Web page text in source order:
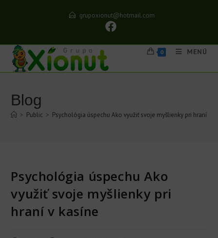
grupoxionut@hotmail.com
0 MENÚ
Blog
> Public > Psychológia úspechu Ako využiť svoje myšlienky pri hraní v
Psychológia úspechu Ako
využiť svoje myšlienky pri
hraní v kasíne